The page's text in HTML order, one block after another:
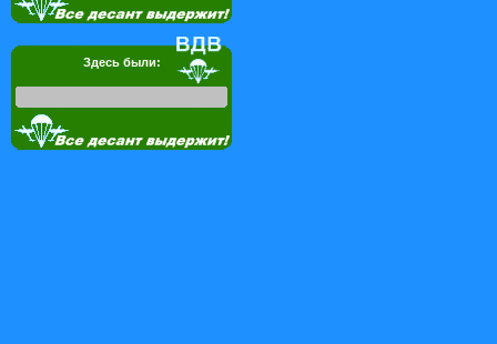
Здесь были: